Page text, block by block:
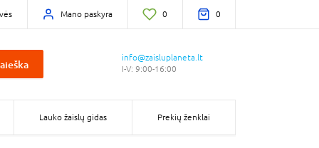
Mano paskyra 0 0
info@zaisluplaneta.lt
I-V: 9:00-16:00
Lauko žaislų gidas Prekių ženklai